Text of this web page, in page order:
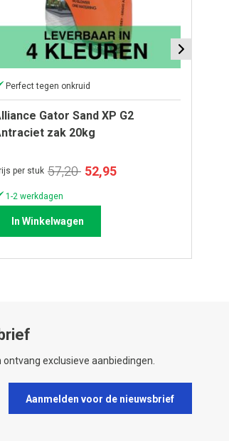
Perfect tegen onkruid
Gator Sand XP G2
zak 20kg
per stuk 57,20 Speciale
52,95
1-2 werkdagen
In Winkelwagen
exclusieve aanbiedingen.
Aanmelden voor de nieuwsbrief